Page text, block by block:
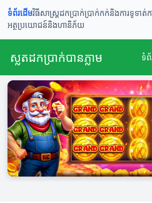
ទំព័រដើមវិធីសាស្រ្តដកប្រាក់ប្រាក់កក់និងការទូទាត់
អត្ថប្រយោជន៍និងហានិភ័យ
ស្លតដកប្រាក់បានភ្លាម ទំ